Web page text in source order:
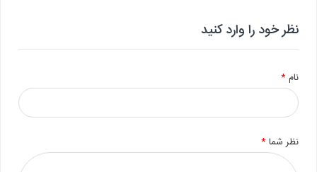
نظر خود را وارد کنید
نام*
نظر شما*